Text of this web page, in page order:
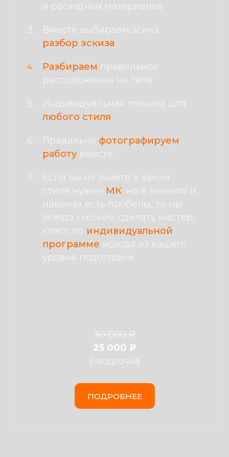
и расходных материалов
Вместе выбираем эскиз,
разбор эскиза
Разбираем правильное
расположение на теле
Индивидуальная техника для
любого стиля
Правильно фотографируем
работу вместе
Если вы не знаете в каком
стиле нужен МК, но в знаниях и
навыках есть пробелы, то мы
всегда сможем сделать мастер-
класс по индивидуальной
программе исходя из вашего
уровня подготовки
30 000 ₽
25 000 ₽
Рассрочка
ПОДРОБНЕЕ